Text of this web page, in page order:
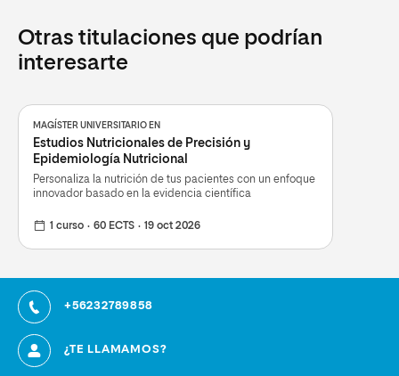
Otras titulaciones que podrían
interesarte
MAGÍSTER UNIVERSITARIO EN
Estudios Nutricionales de Precisión y
Epidemiología Nutricional
Personaliza la nutrición de tus pacientes con un enfoque
innovador basado en la evidencia científica
1 curso 60 ECTS 19 oct 2026
+56232789858
¿TE LLAMAMOS?